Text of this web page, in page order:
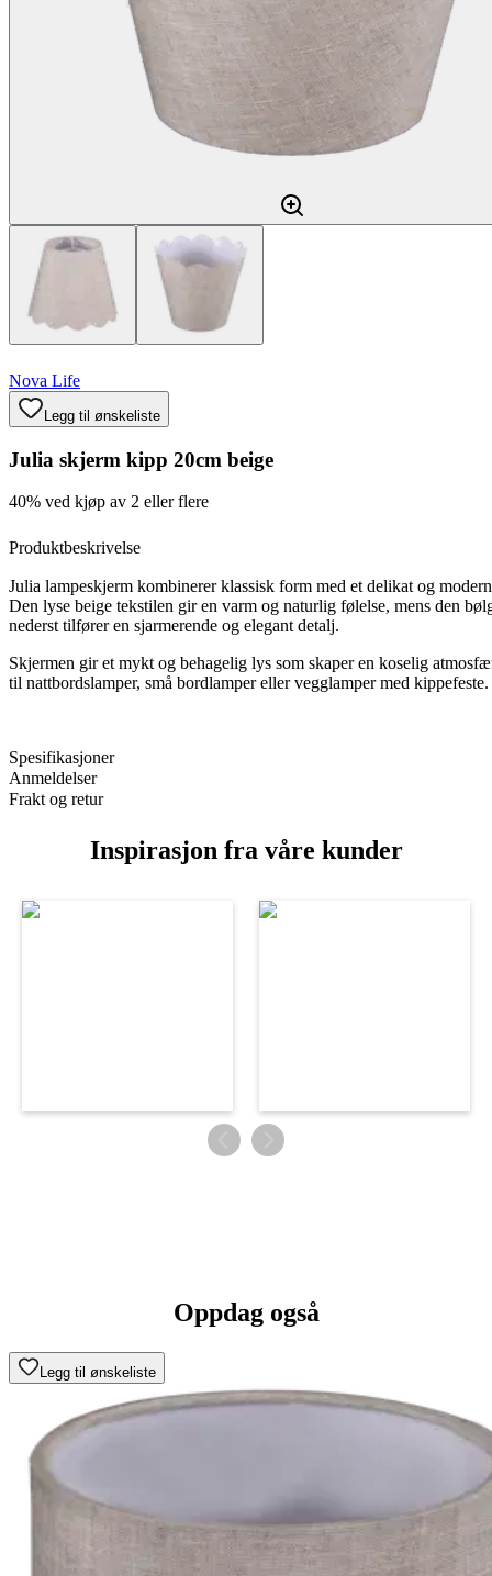
Nova Life
Legg til ønskeliste
Julia skjerm kipp 20cm beige
40% ved kjøp av 2 eller flere
Produktbeskrivelse
Julia lampeskjerm kombinerer klassisk form med et delikat og
Den lyse beige tekstilen gir en varm og naturlig følelse, mens den
nederst tilfører en sjarmerende og elegant detalj.
Skjermen gir et mykt og behagelig lys som skaper en koselig
til nattbordslamper, små bordlamper eller vegglamper med kippefeste.
Spesifikasjoner
Anmeldelser
Frakt og retur
Inspirasjon fra våre kunder
Oppdag også
Legg til ønskeliste